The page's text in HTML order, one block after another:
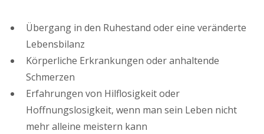
Übergang in den Ruhestand oder eine veränderte
Lebensbilanz
Körperliche Erkrankungen oder anhaltende
Schmerzen
Erfahrungen von Hilflosigkeit oder
Hoffnungslosigkeit, wenn man sein Leben nicht
mehr alleine meistern kann